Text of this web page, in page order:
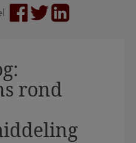
rond